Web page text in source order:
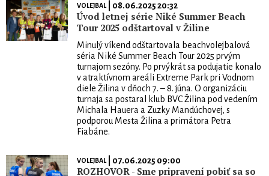
VOLEJBAL| 08.06.2025 20:32
Úvod letnej série Niké Summer Beach
Tour 2025 odštartoval v Žiline
Minulý víkend odštartovala beachvolejbalová
séria Niké Summer Beach Tour 2025 prvým
turnajom sezóny. Po prvýkrát sa podujatie konalo
v atraktívnom areáli Extreme Park pri Vodnom
diele Žilina v dňoch 7. – 8. júna. O organizáciu
turnaja sa postaral klub BVC Žilina pod vedením
Michala Hauera a Zuzky Mandúchovej, s
podporou Mesta Žilina a primátora Petra
Fiabáne.
VOLEJBAL| 07.06.2025 09:00
ROZHOVOR - Sme pripravení pobiť sa so